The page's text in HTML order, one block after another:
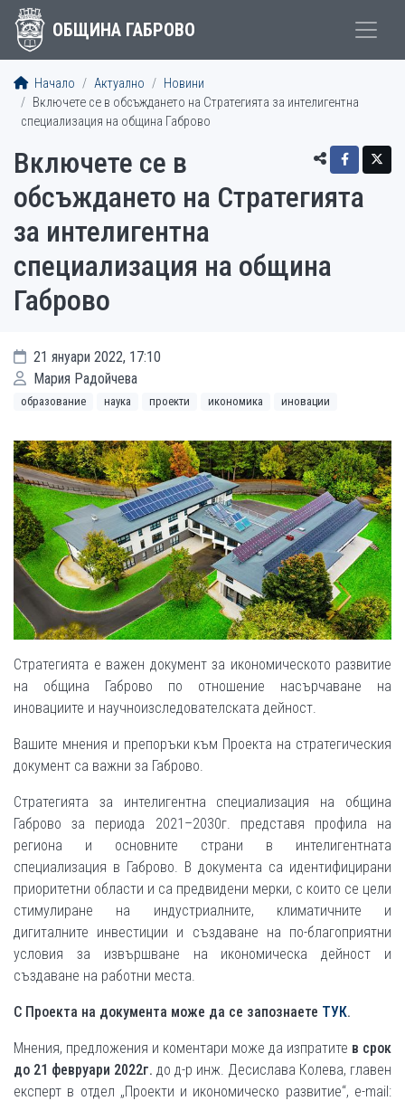
ОБЩИНА ГАБРОВО
Начало Актуално
Новини
Включете се в обсъждането на Стратегията за интелигентна
специализация на община Габрово
Включете се в
обсъждането на Стратегията
за интелигентна
специализация на община
Габрово
21 януари 2022, 17:10
Мария Радойчева
образование наука проекти икономика иновации
Стратегията е важен документ за икономическото развитие
на община Габрово по отношение насърчаване на
иновациите и научноизследователската дейност.
Вашите мнения и препоръки към Проекта на стратегическия
документ са важни за Габрово.
Стратегията за интелигентна специализация на община
Габрово за периода 2021–2030г. представя профила на
региона и основните страни в интелигентната
специализация в Габрово. В документа са идентифицирани
приоритетни области и са предвидени мерки, с които се цели
стимулиране на индустриалните, климатичните и
дигиталните инвестиции и създаване на по-благоприятни
условия за извършване на икономическа дейност и
създаване на работни места.
С Проекта на документа може да се запознаете ТУК.
Мнения, предложения и коментари може да изпратите в срок
до 21 февруари 2022г. до д-р инж. Десислава Колева, главен
експерт в отдел „Проекти и икономическо развитие“, e-mail: